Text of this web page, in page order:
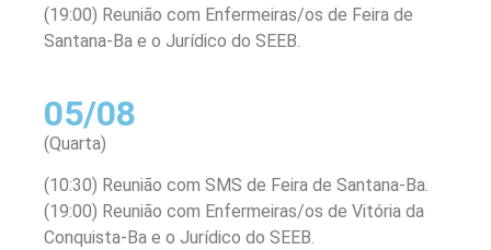
(19:00) Reunião com Enfermeiras/os de Feira de
Santana-Ba e o Jurídico do SEEB.
05/08
(Quarta)
(10:30) Reunião com SMS de Feira de Santana-Ba.
(19:00) Reunião com Enfermeiras/os de Vitória da
Conquista-Ba e o Jurídico do SEEB.